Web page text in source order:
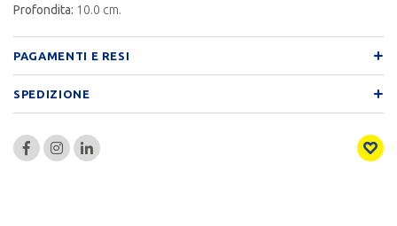
Profondita: 10.0 cm.
PAGAMENTI E RESI
SPEDIZIONE